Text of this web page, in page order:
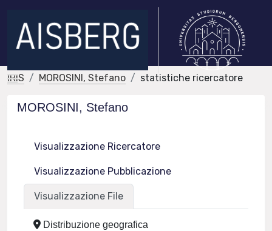
IRIS MOROSINI, Stefano statistiche ricercatore
MOROSINI, Stefano
Visualizzazione Ricercatore
Visualizzazione Pubblicazione
Visualizzazione File
Distribuzione geografica